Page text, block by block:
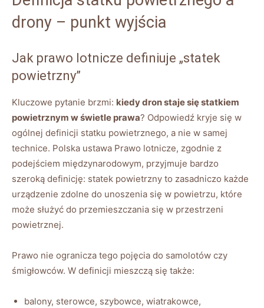
drony – punkt wyjścia
Jak prawo lotnicze definiuje „statek
powietrzny”
Kluczowe pytanie brzmi: kiedy dron staje się statkiem
powietrznym w świetle prawa? Odpowiedź kryje się w
ogólnej definicji statku powietrznego, a nie w samej
technice. Polska ustawa Prawo lotnicze, zgodnie z
podejściem międzynarodowym, przyjmuje bardzo
szeroką definicję: statek powietrzny to zasadniczo każde
urządzenie zdolne do unoszenia się w powietrzu, które
może służyć do przemieszczania się w przestrzeni
powietrznej.
Prawo nie ogranicza tego pojęcia do samolotów czy
śmigłowców. W definicji mieszczą się także:
balony, sterowce, szybowce, wiatrakowce,